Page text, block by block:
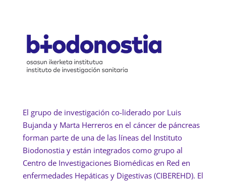
El grupo de investigación co-liderado por Luis
Bujanda y Marta Herreros en el cáncer de páncreas
forman parte de una de las líneas del Instituto
Biodonostia y están integrados como grupo al
Centro de Investigaciones Biomédicas en Red en
enfermedades Hepáticas y Digestivas (CIBEREHD). El